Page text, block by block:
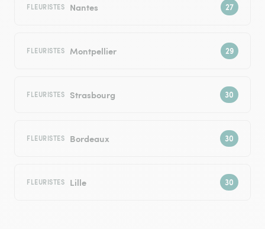
FLEURISTES Nantes
FLEURISTES Montpellier
FLEURISTES Strasbourg
FLEURISTES Bordeaux
FLEURISTES Lille